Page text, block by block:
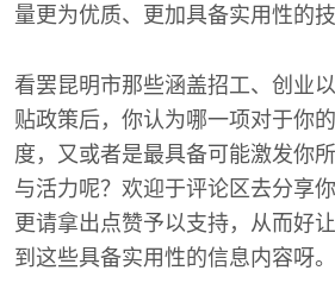
量更为优质、更加具备实用性的技
看罢昆明市那些涵盖招工、创业
贴政策后，你认为哪一项对于你
度，又或者是最具备可能激发你
与活力呢？欢迎于评论区去分享
更请拿出点赞予以支持，从而好
到这些具备实用性的信息内容呀。